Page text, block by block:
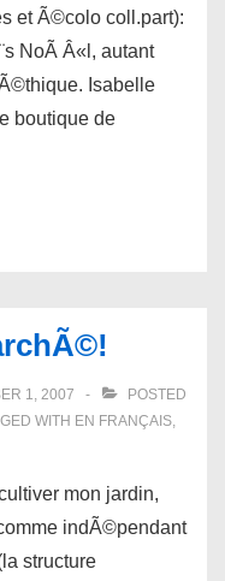
et Ã©colo coll.part):
NoÃ Â«l, autant
Isabelle
boutique de
1, 2007
POSTED
WITH EN FRANÇAIS,
mon jardin,
indÃ©pendant
structure